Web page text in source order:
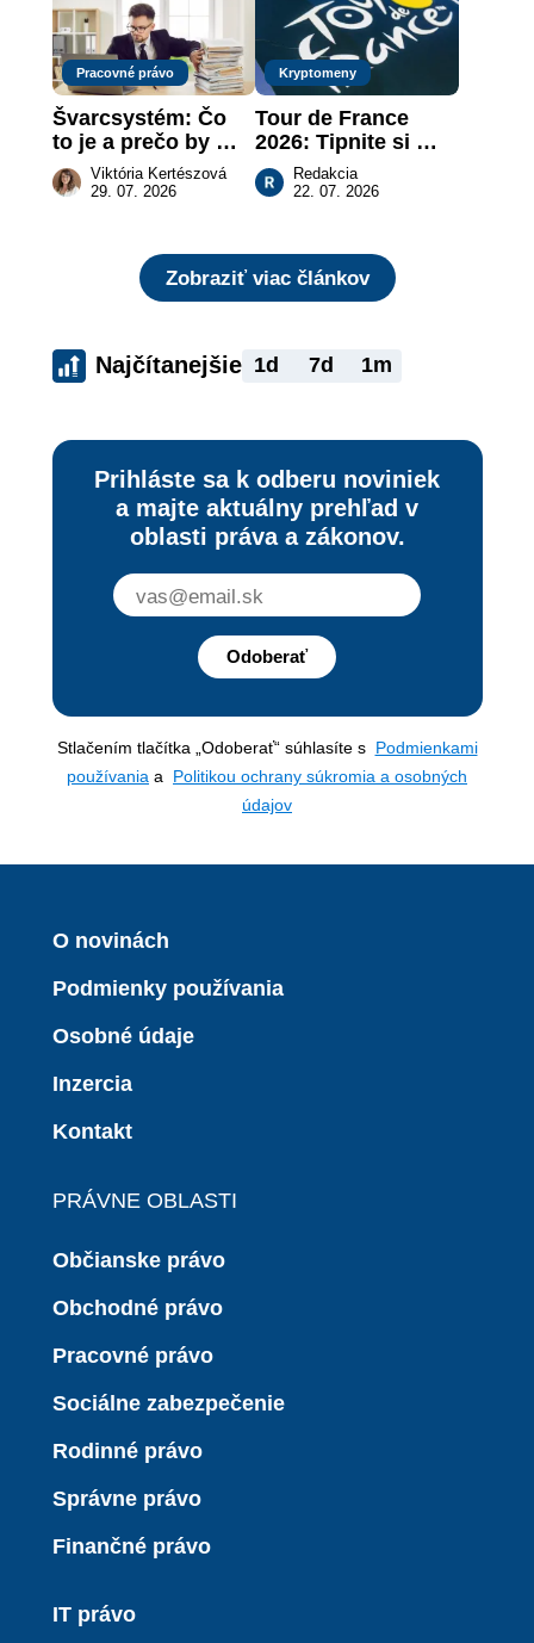
Pracovné právo
Švarcsystém: Čo
to je a prečo by
vás to malo
zaujímať
Viktória Kertészová
29. 07. 2026
Kryptomeny
Tour de France
2026: Tipnite si
pódium etapy a
získajte podiel z 2
Redakcia
22. 07. 2026
Zobraziť viac článkov
Najčítanejšie 1d 7d 1m
Prihláste sa k odberu noviniek
a majte aktuálny prehľad v
oblasti práva a zákonov.
Odoberať
Stlačením tlačítka „Odoberať“ súhlasíte s Podmienkami
používania a Politikou ochrany súkromia a osobných
údajov
O novinách
Podmienky používania
Osobné údaje
Inzercia
Kontakt
PRÁVNE OBLASTI
Občianske právo
Obchodné právo
Pracovné právo
Sociálne zabezpečenie
Rodinné právo
Správne právo
Finančné právo
IT právo